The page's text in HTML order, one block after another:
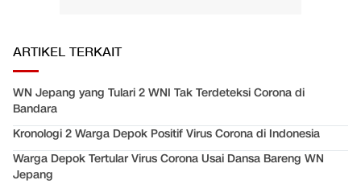
ARTIKEL TERKAIT
WN Jepang yang Tulari 2 WNI Tak Terdeteksi Corona di
Bandara
Kronologi 2 Warga Depok Positif Virus Corona di Indonesia
Warga Depok Tertular Virus Corona Usai Dansa Bareng WN
Jepang